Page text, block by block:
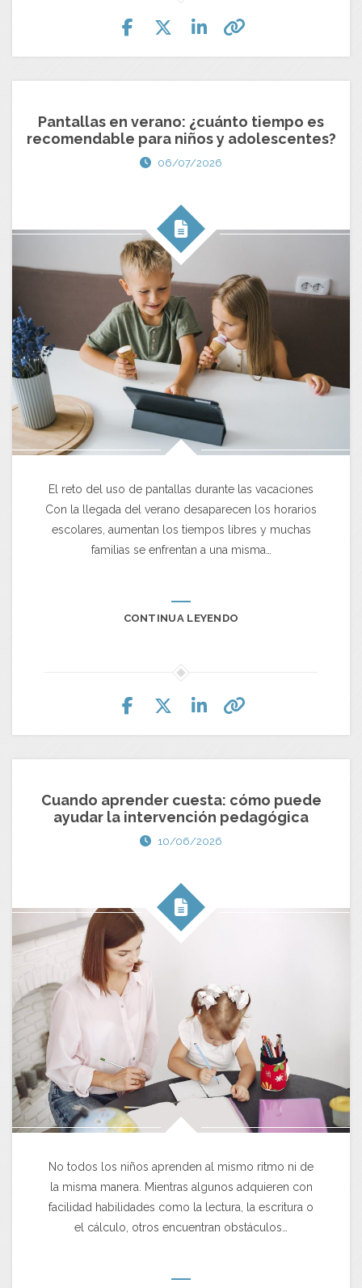
Pantallas en verano: ¿cuánto tiempo es
recomendable para niños y adolescentes?
06/07/2026
El reto del uso de pantallas durante las vacaciones
Con la llegada del verano desaparecen los horarios
escolares, aumentan los tiempos libres y muchas
familias se enfrentan a una misma…
CONTINUA LEYENDO
Cuando aprender cuesta: cómo puede
ayudar la intervención pedagógica
10/06/2026
No todos los niños aprenden al mismo ritmo ni de
la misma manera. Mientras algunos adquieren con
facilidad habilidades como la lectura, la escritura o
el cálculo, otros encuentran obstáculos…